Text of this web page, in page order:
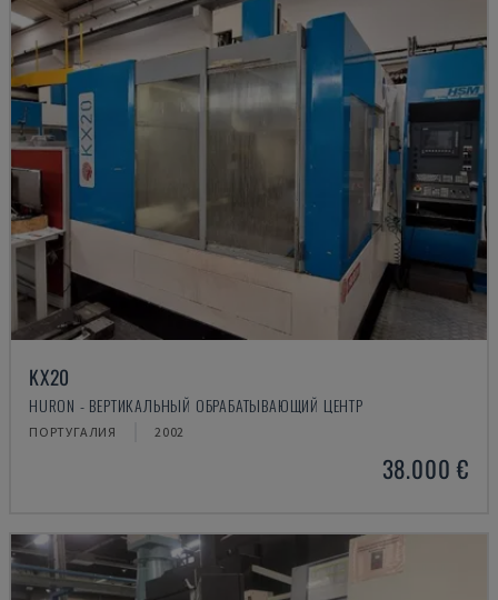
KX20
HURON - ВЕРТИКАЛЬНЫЙ ОБРАБАТЫВАЮЩИЙ ЦЕНТР
ПОРТУГАЛИЯ 2002
38.000 €